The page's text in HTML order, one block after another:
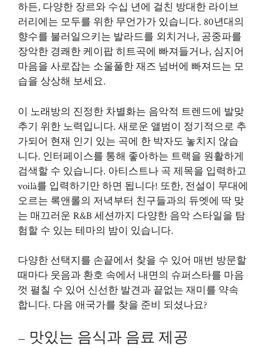
하든, 다양한 장르와 수십 년에 걸친 방대한 라이브
러리에는 모두를 위한 무언가가 있습니다. 80년대의
향수를 불러일으키는 발라드를 외치거나, 공중파를
장악한 경쾌한 케이팝 히트곡에 빠져들거나, 심지어
마음을 사로잡는 소울풀한 재즈 넘버에 빠져드는 모
습을 상상해 보세요.
이 노래방의 진정한 차별화는 음악적 트렌드에 발맞
추기 위한 노력입니다. 새로운 앨범이 정기적으로 추
가되어 현재 인기 있는 곡에 한 박자도 놓치지 않습
니다. 인터페이스를 통해 좋아하는 트랙을 원활하게
검색할 수 있습니다. 아티스트나 곡 제목을 입력하고
voilà를 입력하기만 하면 됩니다! 또한, 전설이 무대에
오르는 록앤롤의 저녁부터 친구들과의 듀엣에 딱 맞
는 매끄러운 R&B 세션까지 다양한 음악 스타일을 탐
험할 수 있는 테마의 밤이 있습니다.
다양한 선택지를 손끝에서 찾을 수 있어 매번 방문할
때마다 웃음과 환호 속에서 내면의 슈퍼스타를 마음
껏 펼칠 수 있어 신선한 발견과 끝없는 재미를 약속
합니다. 다음 애국가를 찾을 준비 되셨나요?
– 맛있는 음식과 음료 제공